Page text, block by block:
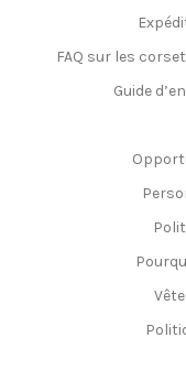
FAQ sur les
Guide